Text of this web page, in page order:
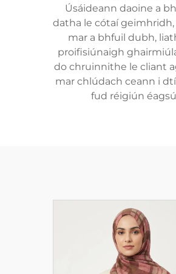
Úsáideann daoine a
datha le cótaí
mar a bhfuil dubh,
proifisiúnaigh
do chruinnithe le cliant
mar chlúdach ceann i
fud réigiún